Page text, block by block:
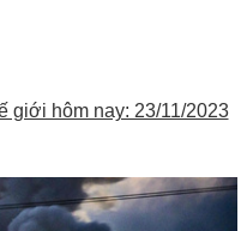
giới hôm nay: 23/11/2023